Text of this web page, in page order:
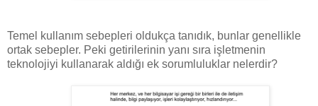
Temel kullanım sebepleri oldukça tanıdık, bunlar genellikle
ortak sebepler. Peki getirilerinin yanı sıra işletmenin
teknolojiyi kullanarak aldığı ek sorumluluklar nelerdir?